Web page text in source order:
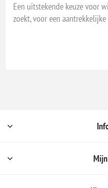
Een uitstekende keuze voor
zoekt, voor een